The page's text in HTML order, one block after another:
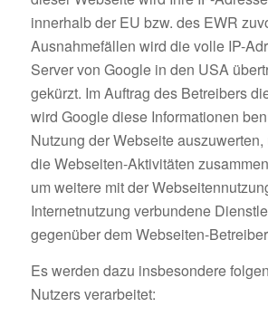
innerhalb der EU bzw. des EWR
Ausnahmefällen wird die volle IP-
Server von Google in den USA
gekürzt. Im Auftrag des Betreibers
wird Google diese Informationen
Nutzung der Webseite
die Webseiten-Aktivitäten
um weitere mit der
Internetnutzung verbundene
gegenüber dem Webseiten-
Es werden dazu insbesondere
Nutzers verarbeitet: